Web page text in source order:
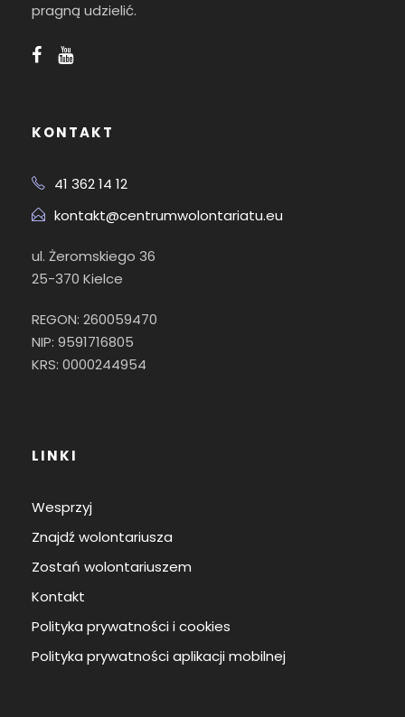
pragną udzielić.
KONTAKT
41 362 14 12
kontakt@centrumwolontariatu.eu
ul. Żeromskiego 36
25-370 Kielce
REGON: 260059470
NIP: 9591716805
KRS: 0000244954
LINKI
Wesprzyj
Znajdź wolontariusza
Zostań wolontariuszem
Kontakt
Polityka prywatności i cookies
Polityka prywatności aplikacji mobilnej